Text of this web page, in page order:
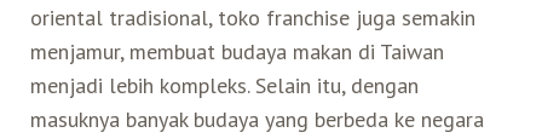
Ekowisata
Wisata Kereta Api
Taiwan Tips
Mobil
Bandara Internasional
Atraksi Taiwan Bagian Selatan
Atraksi Kepulauan di Pesisir Pantai
oriental tradisional, toko franchise juga semakin
menjamur, membuat budaya makan di Taiwan
menjadi lebih kompleks. Selain itu, dengan
masuknya banyak budaya yang berbeda ke negara